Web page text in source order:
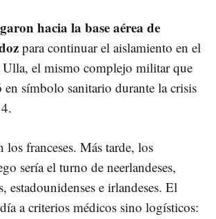
hacia la base aérea de
para continuar el aislamiento en el
el mismo complejo militar que
símbolo sanitario durante la crisis
los franceses. Más tarde, los
sería el turno de neerlandeses,
estadounidenses e irlandeses. El
a criterios médicos sino logísticos: